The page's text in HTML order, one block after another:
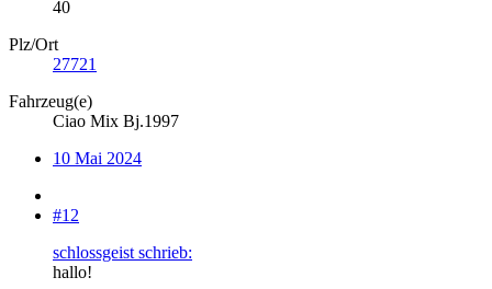
40
Plz/Ort
27721
Fahrzeug(e)
Ciao Mix Bj.1997
10 Mai 2024
#12
schlossgeist schrieb:
hallo!